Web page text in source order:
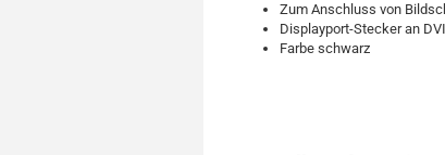
Zum Anschluss von
Displayport-Stecker an
Farbe schwarz